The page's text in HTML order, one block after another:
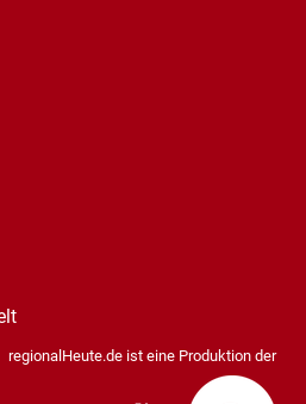
regionalHeute.de ist eine Produktion der